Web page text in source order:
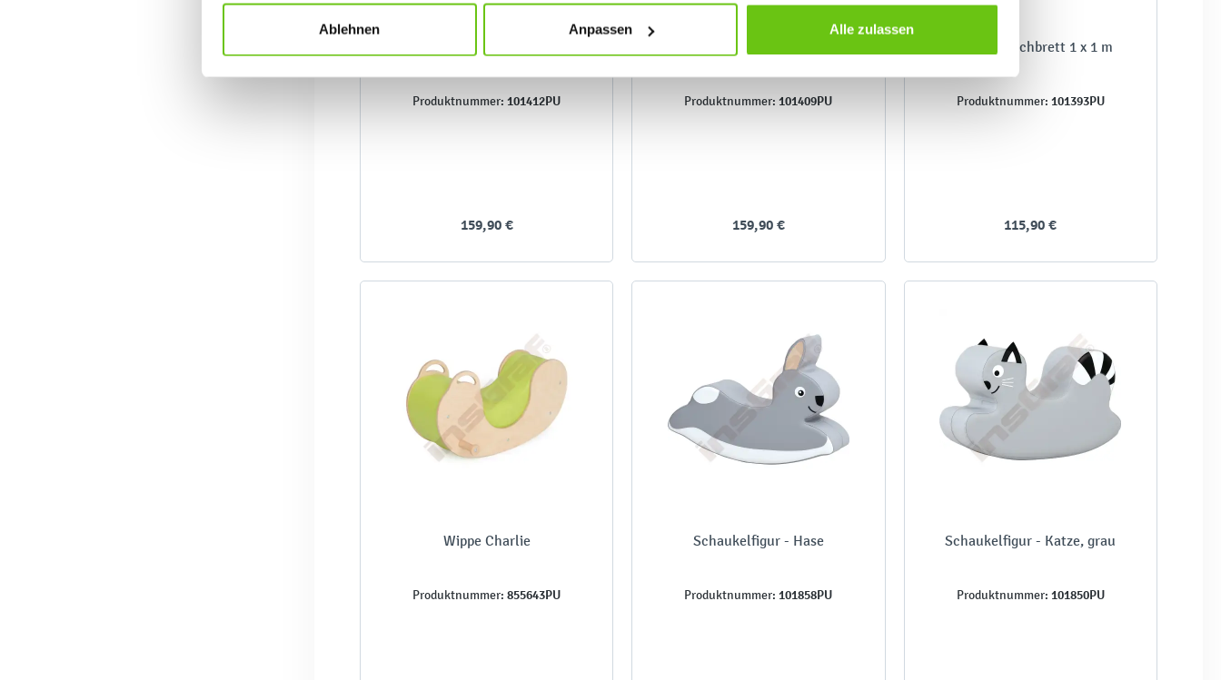
Ablehnen Anpassen Alle zulassen
Produktnummer: 101412PU
159,90 €
Produktnummer: 101409PU
159,90 €
Matte Schachbrett 1 x 1 m
Produktnummer: 101393PU
115,90 €
Wippe Charlie
Produktnummer: 855643PU
Schaukelfigur - Hase
Produktnummer: 101858PU
Schaukelfigur - Katze, grau
Produktnummer: 101850PU